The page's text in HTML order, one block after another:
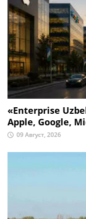
«Enterprise
Apple, Google,
09 Август, 2026